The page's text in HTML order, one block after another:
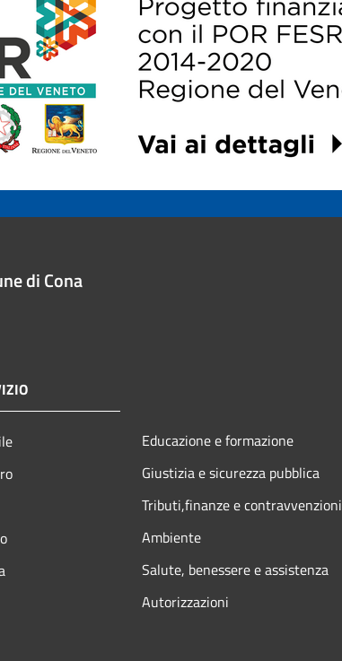
di Cona
Educazione e formazione
Giustizia e sicurezza pubblica
Tributi,finanze e contravvenzioni
Ambiente
Salute, benessere e assistenza
Autorizzazioni